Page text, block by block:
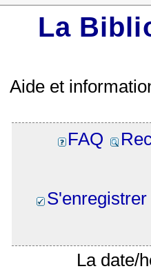
La
Aide et
FAQ
S'enregistrer
La date/